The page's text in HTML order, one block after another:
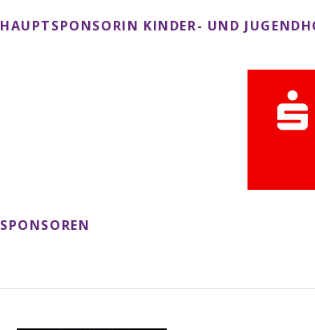
HAUPTSPONSORIN KINDER- UND
SPONSOREN